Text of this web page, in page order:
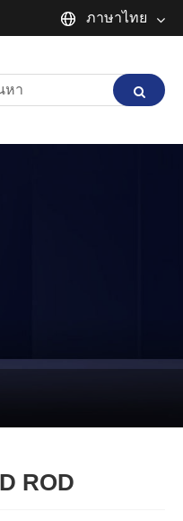
ภาษาไทย
Italiano
Polski
ROD